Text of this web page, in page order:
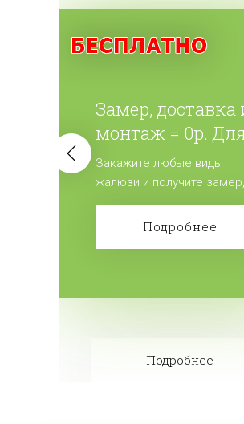
Замер, доставка
монтаж = 0р.
всех жалюзи.
Закажите любые виды
жалюзи и получите замер,
доставку и монтаж
бесплатно! Сделайте заказ!
Подробнее
Подробнее